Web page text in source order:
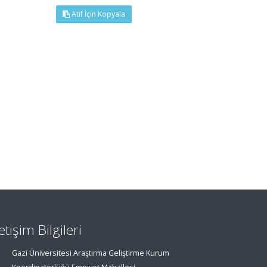
Atıf İçin Kopyala
Bilgileri
Gazi Üniversitesi Araştırma Geliştirme Kurum